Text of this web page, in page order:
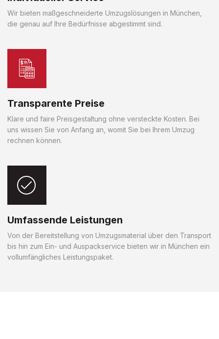
Wir bieten maßgeschneiderte Umzugslösungen in München,
die genau auf Ihre Bedürfnisse abgestimmt sind.
Transparente Preise
Klare und faire Preisgestaltung ohne versteckte Kosten. Bei
uns wissen Sie von Anfang an, womit Sie bei Ihrem Umzug
rechnen können.
Umfassende Leistungen
Von der Bereitstellung von Umzugsmaterial über den Transport
bis hin zum Ein- und Auspackservice bieten wir in München ein
vollumfängliches Leistungspaket.